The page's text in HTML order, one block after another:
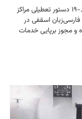
حکومت ایران پنج سال پیش به بهانهٔ شیوع کووید-۱۹ دستور تعطیلی مراکز
اسقفی در
و مجوز برپایی خدمات